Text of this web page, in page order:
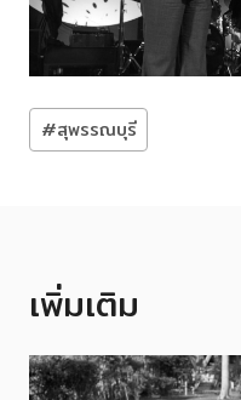
Post
Tags:
#สุพรรณบุรี
เพิ่มเติม